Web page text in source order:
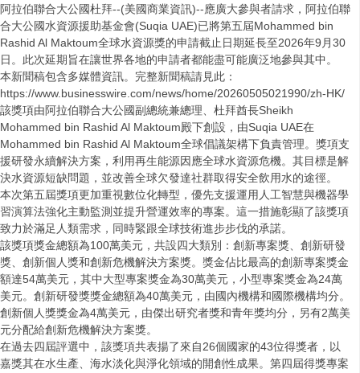
阿拉伯聯合大公國杜拜--(美國商業資訊)--應廣大參與者請求，阿拉伯聯
合大公國水資源援助基金會(Suqia UAE)已將第五屆Mohammed bin
Rashid Al Maktoum全球水資源獎的申請截止日期延長至2026年9月30
日。此次延期旨在讓世界各地的申請者都能盡可能廣泛地參與其中。
本新聞稿包含多媒體資訊。完整新聞稿請見此：
https://www.businesswire.com/news/home/20260505021990/zh-HK/
該獎項由阿拉伯聯合大公國副總統兼總理、杜拜酋長Sheikh
Mohammed bin Rashid Al Maktoum殿下創設，由Suqia UAE在
Mohammed bin Rashid Al Maktoum全球倡議架構下負責管理。獎項支
援研發永續解決方案，利用再生能源因應全球水資源危機。其目標是解
決水資源短缺問題，並改善全球欠發達社群取得安全飲用水的途徑。
本次第五屆獎項更加重視數位化轉型，優先支援運用人工智慧與機器學
習演算法強化主動監測並提升營運效率的專案。這一措施彰顯了該獎項
致力於滿足人類需求，同時緊跟全球技術進步步伐的承諾。
該獎項獎金總額為100萬美元，共設四大類別：創新專案獎、創新研發
獎、創新個人獎和創新危機解決方案獎。獎金佔比最高的創新專案獎金
額達54萬美元，其中大型專案獎金為30萬美元，小型專案獎金為24萬
美元。創新研發獎獎金總額為40萬美元，由國內機構和國際機構均分。
創新個人獎獎金為4萬美元，由傑出研究者獎和青年獎均分，另有2萬美
元分配給創新危機解決方案獎。
在過去四屆評選中，該獎項共表揚了來自26個國家的43位得獎者，以
嘉獎其在水生產、海水淡化與淨化領域的開創性成果。第四屆得獎專案